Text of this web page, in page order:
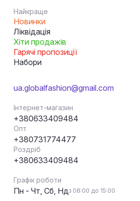
Найкраще
Новинки
Ліквідація
Хіти продажів
Гарячі пропозиції
Набори
ua.globalfashion@gmail.com
Інтернет-магазин
+380633409484
Опт
+380731774477
Роздріб
+380633409484
Графік роботи
Пн - Чт, Сб, Ндз 08:00 до 15:00